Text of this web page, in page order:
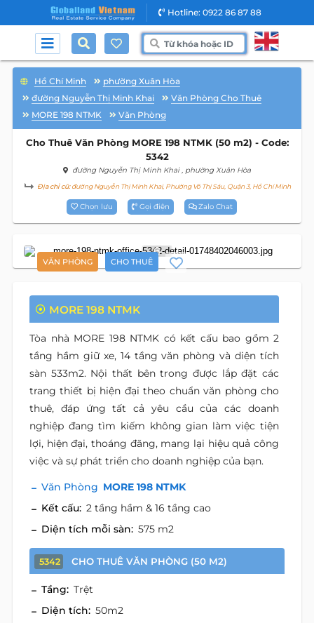
Hotline: 0922 86 87 88
Hồ Chí Minh
phường Xuân Hòa
đường Nguyễn Thị Minh Khai
Văn Phòng Cho Thuê
MORE 198 NTMK
Văn Phòng
Cho Thuê Văn Phòng MORE 198 NTMK (50 m2) - Code:
5342
đường Nguyễn Thị Minh Khai , phường Xuân Hòa
Địa chỉ cũ:đường Nguyễn Thị Minh Khai, Phường Võ Thị Sáu, Quận 3, Hồ Chí Minh
Chọn lưu Gọi điện Zalo Chat
VĂN PHÒNG CHO THUÊ
6
MORE 198 NTMK
Tòa nhà MORE 198 NTMK có kết cấu bao gồm 2
tầng hầm giữ xe, 14 tầng văn phòng và diện tích
sàn 533m2. Nội thất bên trong được lắp đặt các
trang thiết bị hiện đại theo chuẩn văn phòng cho
thuê, đáp ứng tất cả yêu cầu của các doanh
nghiệp đang tìm kiếm không gian làm việc tiện
lợi, hiện đại, thoáng đãng, mang lại hiệu quả công
việc và sự phát triển cho doanh nghiệp của bạn.
Văn Phòng MORE 198 NTMK
Kết cấu: 2 tầng hầm & 16 tầng cao
Diện tích mỗi sàn: 575 m2
5342 CHO THUÊ VĂN PHÒNG (50 M2)
Tầng: Trệt
Diện tích: 50m2